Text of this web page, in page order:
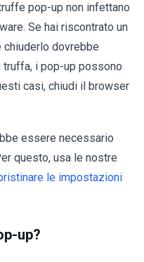
pop-up non infettano
Se hai riscontrato un
dovrebbe
i pop-up possono
casi, chiudi il browser
essere necessario
questo, usa le nostre
le impostazioni
up?